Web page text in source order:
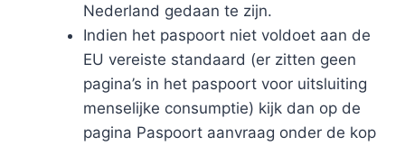
Nederland gedaan te zijn.
Indien het paspoort niet voldoet aan de
EU vereiste standaard (er zitten geen
pagina’s in het paspoort voor uitsluiting
menselijke consumptie) kijk dan op de
pagina Paspoort aanvraag onder de kop